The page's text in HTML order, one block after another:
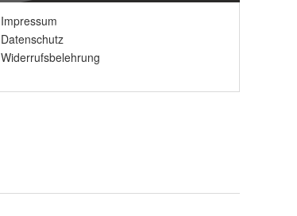
Impressum
Datenschutz
Widerrufsbelehrung